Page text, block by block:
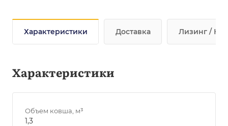
Характеристики Доставка Лизинг /
Характеристики
Объем ковша, м³
1,3